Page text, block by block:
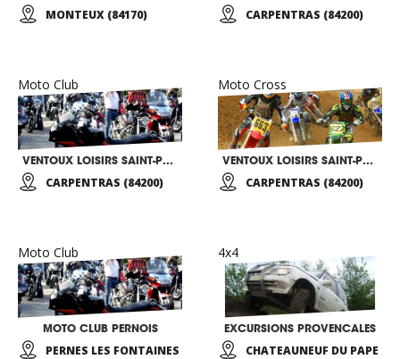
MONTEUX (84170) CARPENTRAS (84200)
Moto Club
VENTOUX LOISIRS SAINT-PONCHON
CARPENTRAS (84200)
Moto Cross
VENTOUX LOISIRS SAINT-PONCHON
CARPENTRAS (84200)
Moto Club
MOTO CLUB PERNOIS
PERNES LES FONTAINES
4x4
EXCURSIONS PROVENCALES
CHATEAUNEUF DU PAPE